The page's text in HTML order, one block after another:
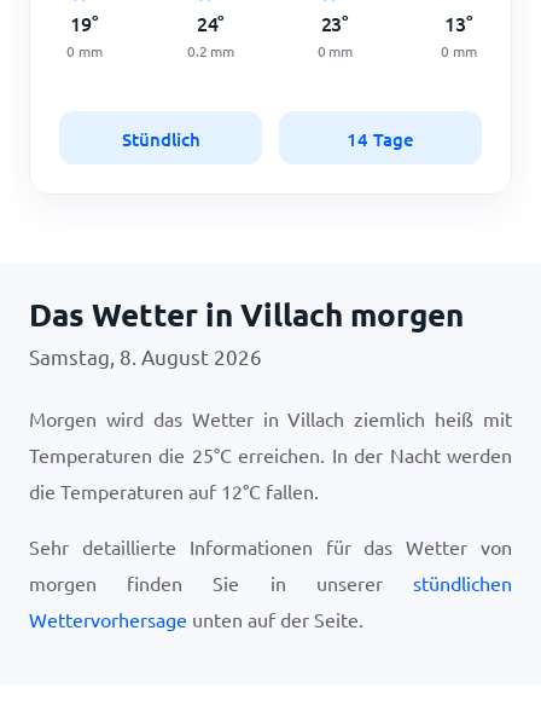
19°
0 mm
24°
0.2 mm
23°
0 mm
13°
0 mm
Stündlich 14 Tage
Das Wetter in Villach morgen
Samstag, 8. August 2026
Morgen wird das Wetter in Villach ziemlich heiß mit
Temperaturen die 25°Cerreichen. In der Nacht werden
die Temperaturen auf 12°C fallen.
Sehr detaillierte Informationen für das Wetter von
morgen finden Sie in unserer stündlichen
Wettervorhersage unten auf der Seite.